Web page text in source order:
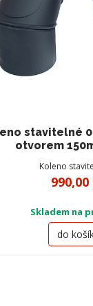
stavitelné
otvorem
Koleno
990,00
Skladem na
do